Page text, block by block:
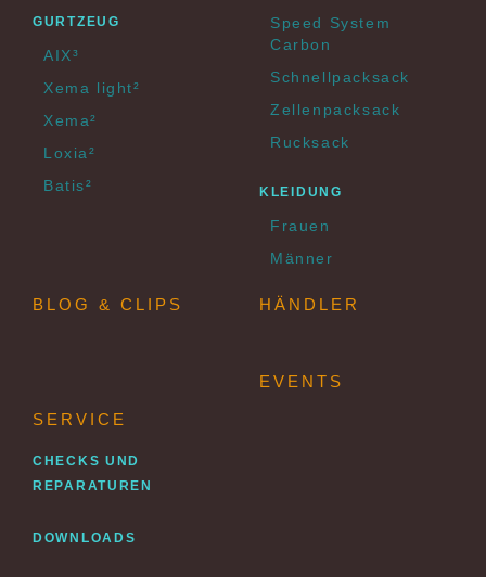
GURTZEUG
AIX³
Xema light²
Xema²
Loxia²
Batis²
Speed System
Carbon
Schnellpacksack
Zellenpacksack
Rucksack
KLEIDUNG
Frauen
Männer
BLOG & CLIPS HÄNDLER
EVENTS
SERVICE
CHECKS UND
REPARATUREN
DOWNLOADS